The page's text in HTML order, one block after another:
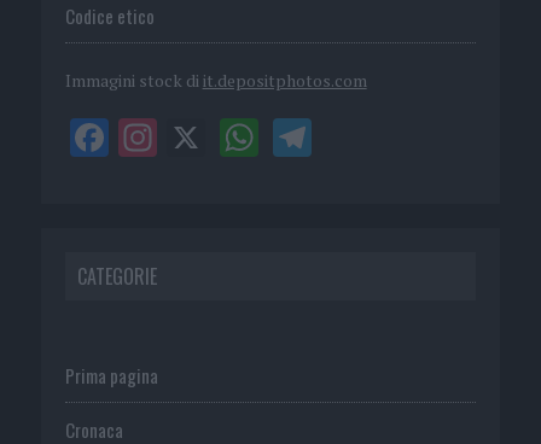
Codice etico
Immagini stock di it.depositphotos.com
CATEGORIE
Prima pagina
Cronaca